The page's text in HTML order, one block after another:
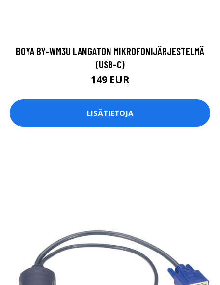
BOYA BY-WM3U LANGATON MIKROFONIJÄRJESTELMÄ
(USB-C)
149 EUR
LISÄTIETOJA